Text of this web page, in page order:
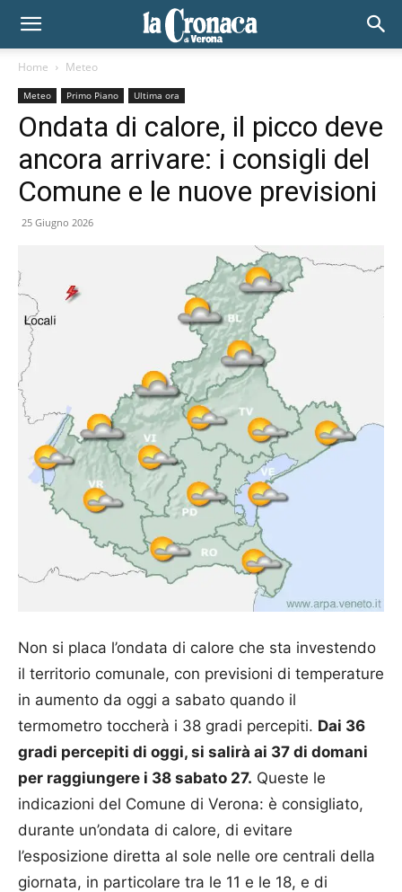
Home Meteo
Meteo Primo Piano Ultima ora
Ondata di calore, il picco deve
ancora arrivare: i consigli del
Comune e le nuove previsioni
25 Giugno 2026
Non si placa l’ondata di calore che sta investendo
il territorio comunale, con previsioni di temperature
in aumento da oggi a sabato quando il
termometro toccherà i 38 gradi percepiti. Dai 36
gradi percepiti di oggi, si salirà ai 37 di domani
per raggiungere i 38 sabato 27. Queste le
indicazioni del Comune di Verona: è consigliato,
durante un’ondata di calore, di evitare
l’esposizione diretta al sole nelle ore centrali della
giornata, in particolare tra le 11 e le 18, e di